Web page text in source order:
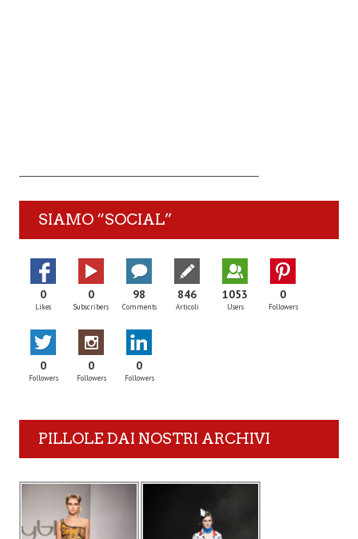
SIAMO “SOCIAL”
0
Likes
0
Subscribers
98
Comments
846
Articoli
1053
Users
0
Followers
0
Followers
0
Followers
0
Followers
PILLOLE DAI NOSTRI ARCHIVI